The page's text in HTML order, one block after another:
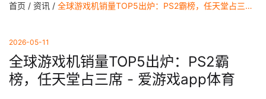
首页 / 资讯 / 全球游戏机销量TOP5出炉：PS2霸榜，任天堂占三席 - 爱游戏app体育
2026-05-11
全球游戏机销量TOP5出炉：PS2霸
榜，任天堂占三席 - 爱游戏app体育